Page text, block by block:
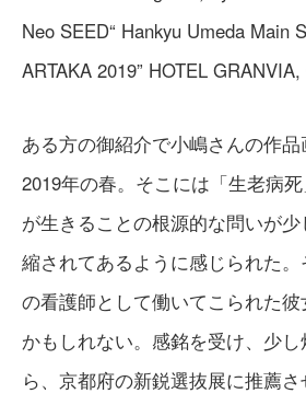
Neo SEED“ Hankyu Umeda Main
ARTAKA 2019” HOTEL
ある方の御紹介で小嶋さんの作
2019年の春。そこには「生老病
が生きることの根源的な問いが
縮されてあるように感じられた
の看護師として働いてこられた
かもしれない。感銘を受け、少
ら、京都府の新鋭選抜展に推薦